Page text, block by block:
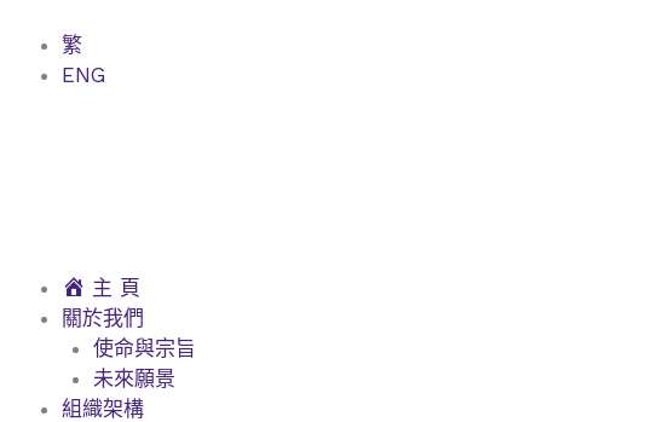
content
繁
ENG
主 頁
關於我們
使命與宗旨
未來願景
組織架構